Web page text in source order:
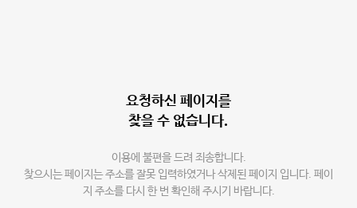
요청하신 페이지를
찾을 수 없습니다.
이용에 불편을 드려 죄송합니다.
찾으시는 페이지는 주소를 잘못 입력하였거나 삭제된 페이지 입니다. 페이
지 주소를 다시 한 번 확인해 주시기 바랍니다.